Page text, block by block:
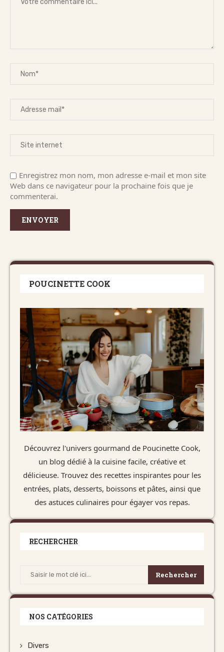
Enregistrez mon nom, mon adresse e-mail et mon site
Web dans ce navigateur pour la prochaine fois que je
commenterai.
POUCINETTE COOK
Découvrez l'univers gourmand de Poucinette Cook,
un blog dédié à la cuisine facile, créative et
délicieuse. Trouvez des recettes inspirantes pour les
entrées, plats, desserts, boissons et pâtes, ainsi que
des astuces culinaires pour égayer vos repas.
RECHERCHER
Rechercher
NOS CATÉGORIES
Divers